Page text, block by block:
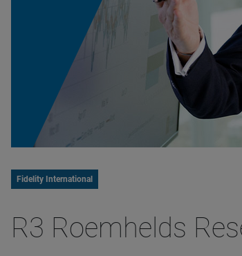
Fidelity International
R3 Roemhelds